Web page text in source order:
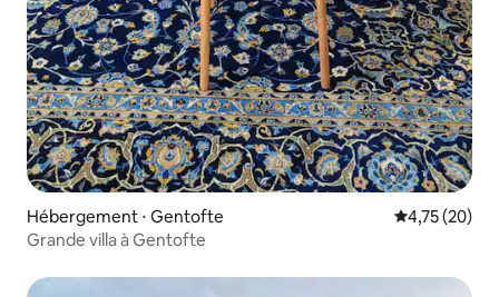
Hébergement ⋅ Gentofte Évaluation
4,75 (20)
Grande villa à Gentofte